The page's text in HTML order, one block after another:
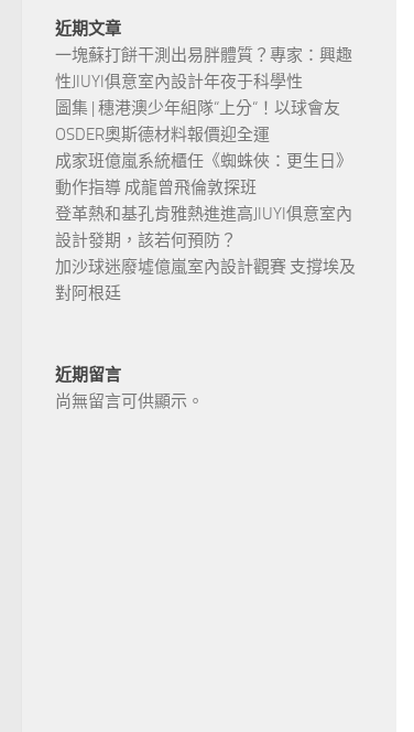
近期文章
一塊蘇打餅干測出易胖體質？專家：興趣
性JIUYI俱意室內設計年夜于科學性
圖集 | 穗港澳少年組隊“上分“！以球會友
OSDER奧斯德材料報價迎全運
成家班億嵐系統櫃任《蜘蛛俠：更生日》
動作指導 成龍曾飛倫敦探班
登革熱和基孔肯雅熱進進高JIUYI俱意室內
設計發期，該若何預防？
加沙球迷廢墟億嵐室內設計觀賽 支撐埃及
對阿根廷
近期留言
尚無留言可供顯示。